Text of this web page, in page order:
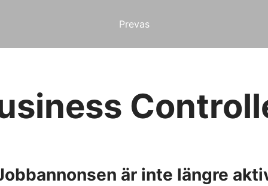
Prevas
är inte längre